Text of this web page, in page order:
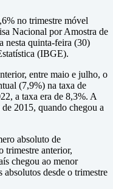
no trimestre móvel
Nacional por Amostra de
quinta-feira (30)
(IBGE).
entre maio e julho, o
(7,9%) na taxa de
a taxa era de 8,3%. A
2015, quando chegou a
absoluto de
trimestre anterior,
chegou ao menor
absolutos desde o trimestre